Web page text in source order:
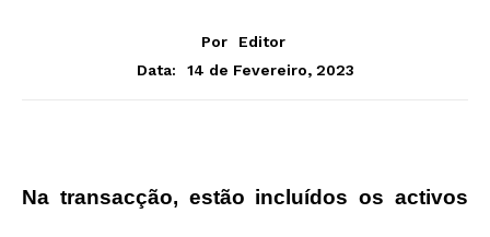
Por
Editor
Data:
14 de Fevereiro, 2023
Na transacção, estão incluídos os activos